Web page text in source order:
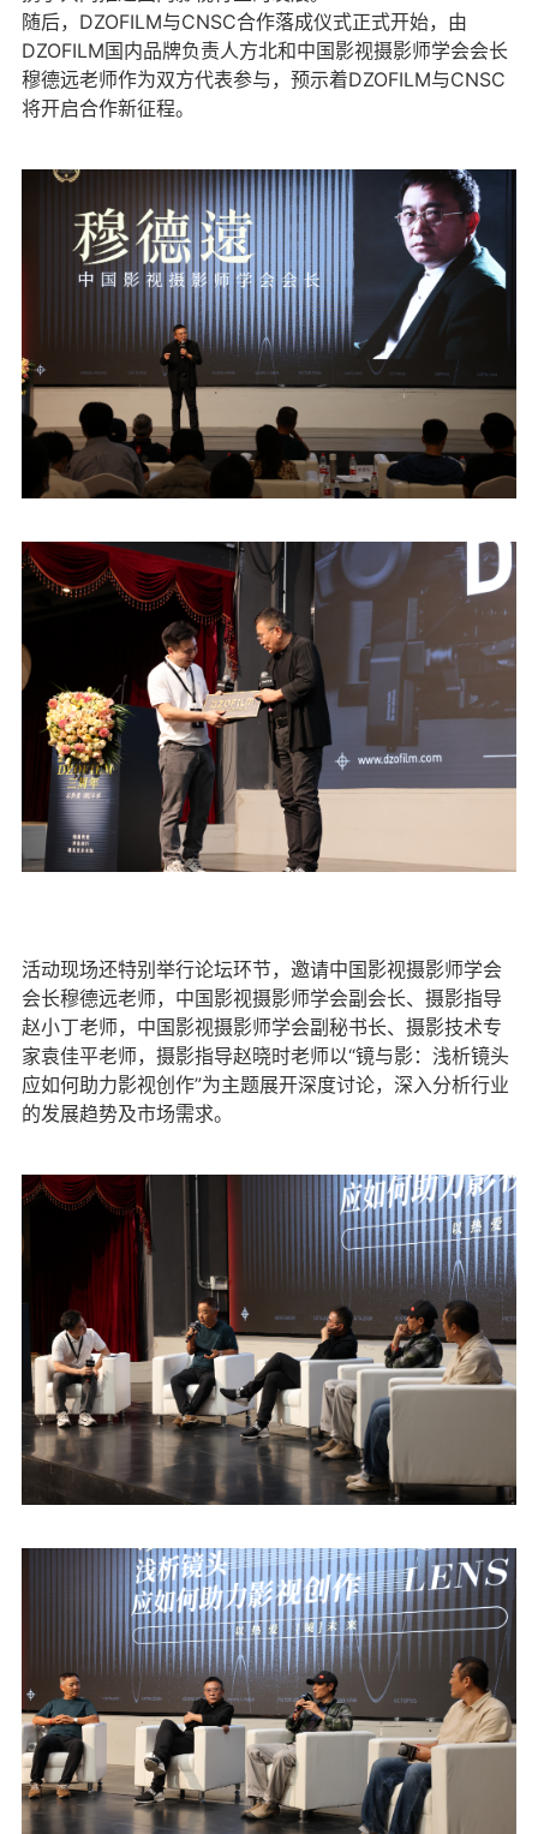
随后，DZOFILM与CNSC合作落成仪式正式开始，由
DZOFILM国内品牌负责人方北和中国影视摄影师学会会长
穆德远老师作为双方代表参与，预示着DZOFILM与CNSC
将开启合作新征程。
活动现场还特别举行论坛环节，邀请中国影视摄影师学会
会长穆德远老师，中国影视摄影师学会副会长、摄影指导
赵小丁老师，中国影视摄影师学会副秘书长、摄影技术专
家袁佳平老师，摄影指导赵晓时老师以“镜与影：浅析镜头
应如何助力影视创作”为主题展开深度讨论，深入分析行业
的发展趋势及市场需求。